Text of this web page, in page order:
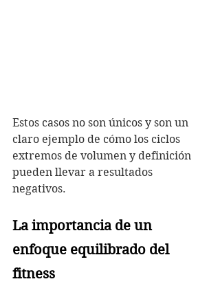
Estos casos no son únicos y son un
claro ejemplo de cómo los ciclos
extremos de volumen y definición
pueden llevar a resultados
negativos.
La importancia de un
enfoque equilibrado del
fitness